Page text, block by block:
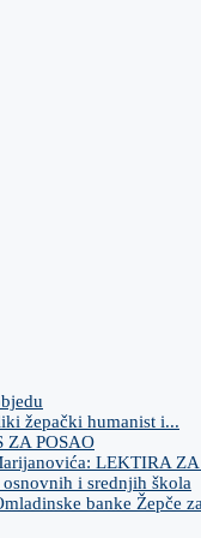
žepački humanist i...
ZA POSAO
LEKTIRA
i srednjih škola
banke Žepče